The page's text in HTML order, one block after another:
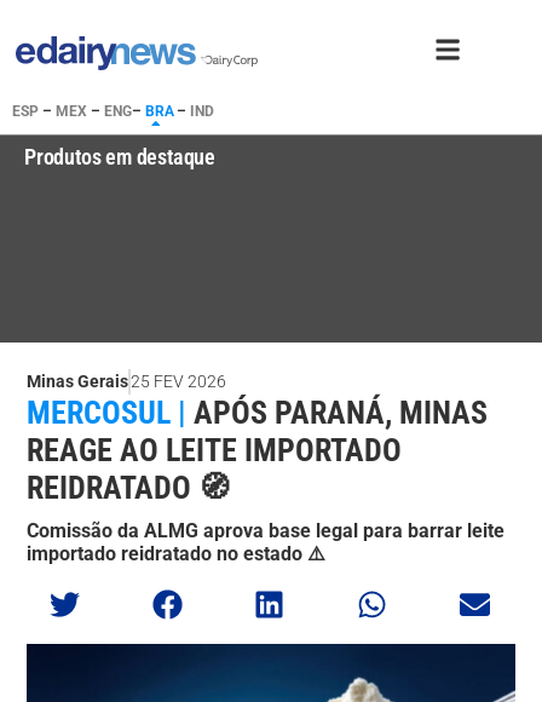
ESP – MEX – ENG– BRA– IND
Produtos em destaque
Minas Gerais25 FEV 2026
MERCOSUL | APÓS PARANÁ, MINAS
REAGE AO LEITE IMPORTADO
REIDRATADO 🧭
Comissão da ALMG aprova base legal para barrar leite
importado reidratado no estado ⚠️